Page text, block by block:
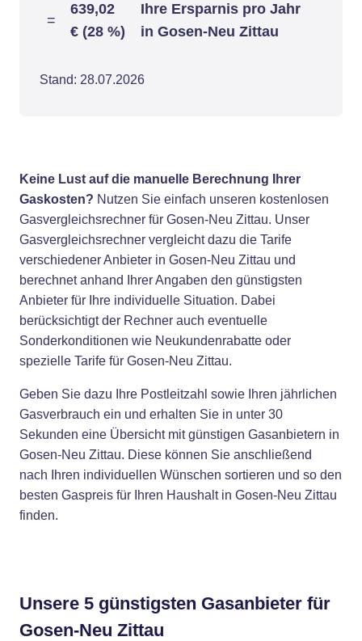
=
639,02
€ (28 %)
Ihre Ersparnis pro Jahr
in Gosen-Neu Zittau
Stand: 28.07.2026
Keine Lust auf die manuelle Berechnung Ihrer
Gaskosten? Nutzen Sie einfach unseren kostenlosen
Gasvergleichsrechner für Gosen-Neu Zittau. Unser
Gasvergleichsrechner vergleicht dazu die Tarife
verschiedener Anbieter in Gosen-Neu Zittau und
berechnet anhand Ihrer Angaben den günstigsten
Anbieter für Ihre individuelle Situation. Dabei
berücksichtigt der Rechner auch eventuelle
Sonderkonditionen wie Neukundenrabatte oder
spezielle Tarife für Gosen-Neu Zittau.
Geben Sie dazu Ihre Postleitzahl sowie Ihren jährlichen
Gasverbrauch ein und erhalten Sie in unter 30
Sekunden eine Übersicht mit günstigen Gasanbietern in
Gosen-Neu Zittau. Diese können Sie anschließend
nach Ihren individuellen Wünschen sortieren und so den
besten Gaspreis für Ihren Haushalt in Gosen-Neu Zittau
finden.
Unsere 5 günstigsten Gasanbieter für
Gosen-Neu Zittau